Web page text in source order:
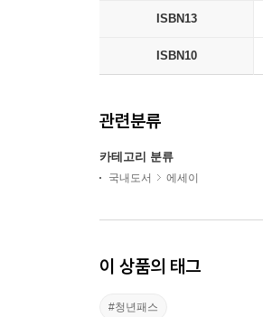
ISBN13
ISBN10
관련분류
카테고리 분류
국내도서 에세이
이 상품의 태그
#청년패스